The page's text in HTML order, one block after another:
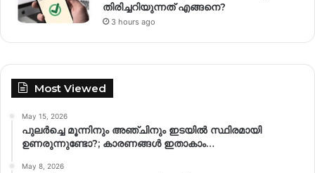
തിരിച്ചറിയുന്നത് എങ്ങനെ?
3 hours ago
Most Viewed
May 15, 2026
പുലർച്ചെ മൂന്നിനും അഞ്ചിനും ഇടയിൽ സ്ഥിരമായി
ഉണരുന്നുണ്ടോ?; കാരണങ്ങള്‍ ഇതാകാം…
May 8, 2026